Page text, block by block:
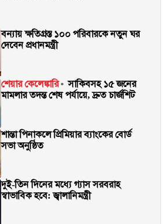
বন্যায় ক্ষতিগ্রস্ত ১০০ পরিবারকে নতুন ঘর
দেবেন প্রধানমন্ত্রী
শেয়ার কেলেঙ্কারি
সাকিবসহ ১৫ জনের
মামলার তদন্ত শেষ পর্যায়ে, দ্রুত চার্জশিট
শান্তা পিনাকলে প্রিমিয়ার ব্যাংকের বোর্ড
সভা অনুষ্ঠিত
দুই-তিন দিনের মধ্যে গ্যাস সরবরাহ
স্বাভাবিক হবে: জ্বালানিমন্ত্রী